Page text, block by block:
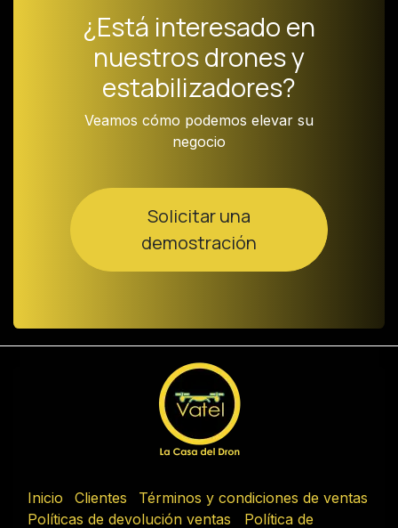
¿Está interesado en
nuestros drones y
estabilizadores?
Veamos cómo podemos elevar su
negocio
Solicitar una
demostración
Inicio Clientes
Términos y condiciones de ventas
Políticas de devolución ventas
Política de